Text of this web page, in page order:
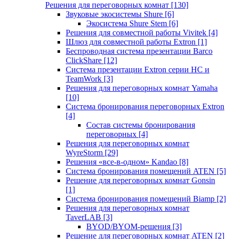
Решения для переговорных комнат [130]
Звуковые экосистемы Shure [6]
Экосистема Shure Stem [6]
Решения для совместной работы Vivitek [4]
Шлюз для совместной работы Extron [1]
Беспроводная система презентации Barco
ClickShare [12]
Система презентации Extron серии HC и
TeamWork [3]
Решения для переговорных комнат Yamaha
[10]
Система бронирования переговорных Extron
[4]
Состав системы бронирования
переговорных [4]
Решения для переговорных комнат
WyreStorm [29]
Решения «все-в-одном» Kandao [8]
Система бронирования помещений ATEN [5]
Решение для переговорных комнат Gonsin
[1]
Система бронирования помещений Biamp [2]
Решения для переговорных комнат
TaverLAB [3]
BYOD/BYOM-решения [3]
Решение для переговорных комнат ATEN [2]